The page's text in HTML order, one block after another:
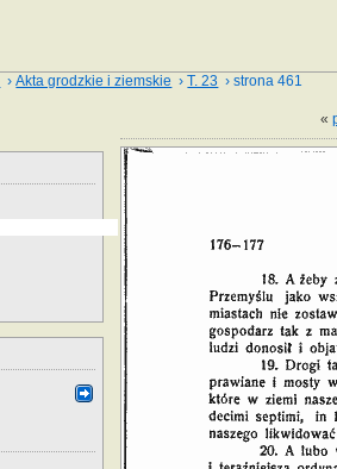
›Akta grodzkie i ziemskie ›T. 23 › strona 461
«